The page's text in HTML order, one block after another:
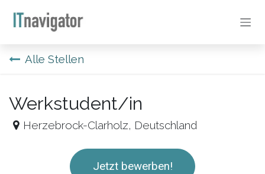
Alle Stellen
Werkstudent/in
Herzebrock-Clarholz, Deutschland
Jetzt bewerben!